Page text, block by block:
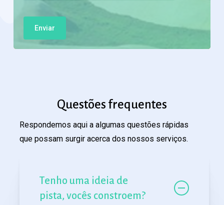
Questões frequentes
Respondemos aqui a algumas questões rápidas
que possam surgir acerca dos nossos serviços.
Tenho uma ideia de
pista, vocês constroem?